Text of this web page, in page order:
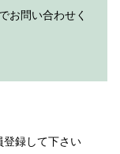
お問い合わせく
登録して下さい